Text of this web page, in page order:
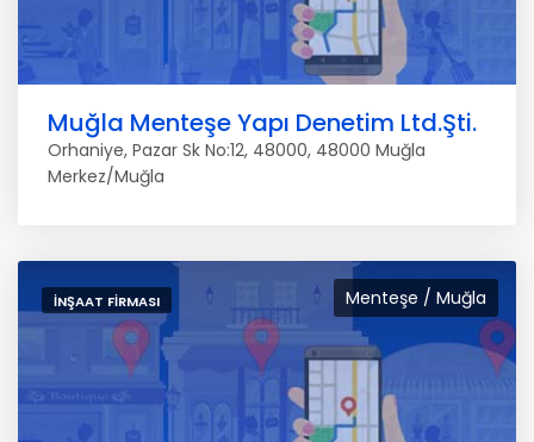
Muğla Menteşe Yapı Denetim Ltd.Şti.
Orhaniye, Pazar Sk No:12, 48000, 48000 Muğla
Merkez/Muğla
Menteşe / Muğla
İNŞAAT FIRMASI